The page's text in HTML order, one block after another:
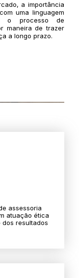
a importância
uma linguagem
o processo de
maneira de trazer
a longo prazo.
assessoria
atuação ética
dos resultados